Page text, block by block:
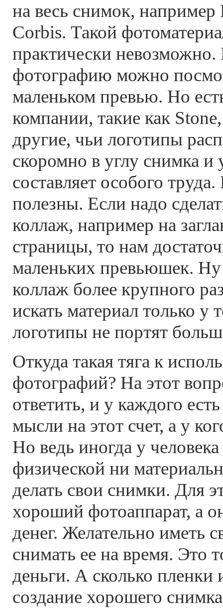
на весь снимок,
Corbis. Такой
практически
фотографию можно
маленьком превью. Но
компании, такие как
другие, чьи логотипы
скоромно в углу снимка и
составляет особого
полезны. Если надо
коллаж, например на
страницы, то нам
маленьких превьюшек.
коллаж более крупного
искать материал только у
логотипы не портят
Откуда такая тяга к
фотографий? На этот
ответить, и у каждого
мысли на этот счет, а у
Но ведь иногда у
физической ни
делать свои снимки. Для
хороший фотоаппарат, а
денег. Желательно иметь
снимать ее на время. Это
деньги. А сколько пленки
создание хорошего